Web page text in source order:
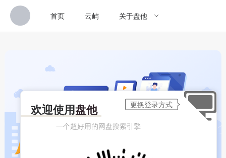
首页 云屿 关于盘他
欢迎使用盘他
一个超好用的网盘搜索引擎